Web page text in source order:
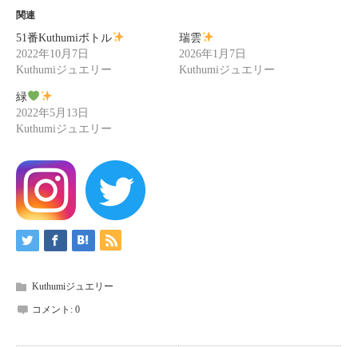
関連
51番Kuthumiボトル
2022年10月7日
Kuthumiジュエリー
瑞雲
2026年1月7日
Kuthumiジュエリー
緑
2022年5月13日
Kuthumiジュエリー
Kuthumiジュエリー
コメント: 0